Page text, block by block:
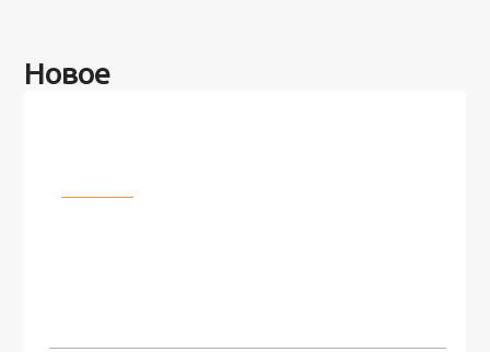
Новое